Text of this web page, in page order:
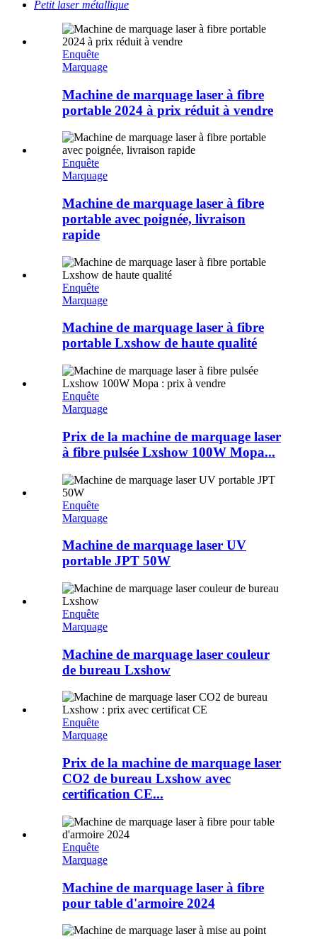
Petit laser métallique
Enquête
Marquage
Machine de marquage laser à fibre
portable 2024 à prix réduit à vendre
Enquête
Marquage
Machine de marquage laser à fibre
portable avec poignée, livraison
rapide
Enquête
Marquage
Machine de marquage laser à fibre
portable Lxshow de haute qualité
Enquête
Marquage
Prix ​​de la machine de marquage laser
à fibre pulsée Lxshow 100W Mopa...
Enquête
Marquage
Machine de marquage laser UV
portable JPT 50W
Enquête
Marquage
Machine de marquage laser couleur
de bureau Lxshow
Enquête
Marquage
Prix ​​de la machine de marquage laser
CO2 de bureau Lxshow avec
certification CE...
Enquête
Marquage
Machine de marquage laser à fibre
pour table d'armoire 2024